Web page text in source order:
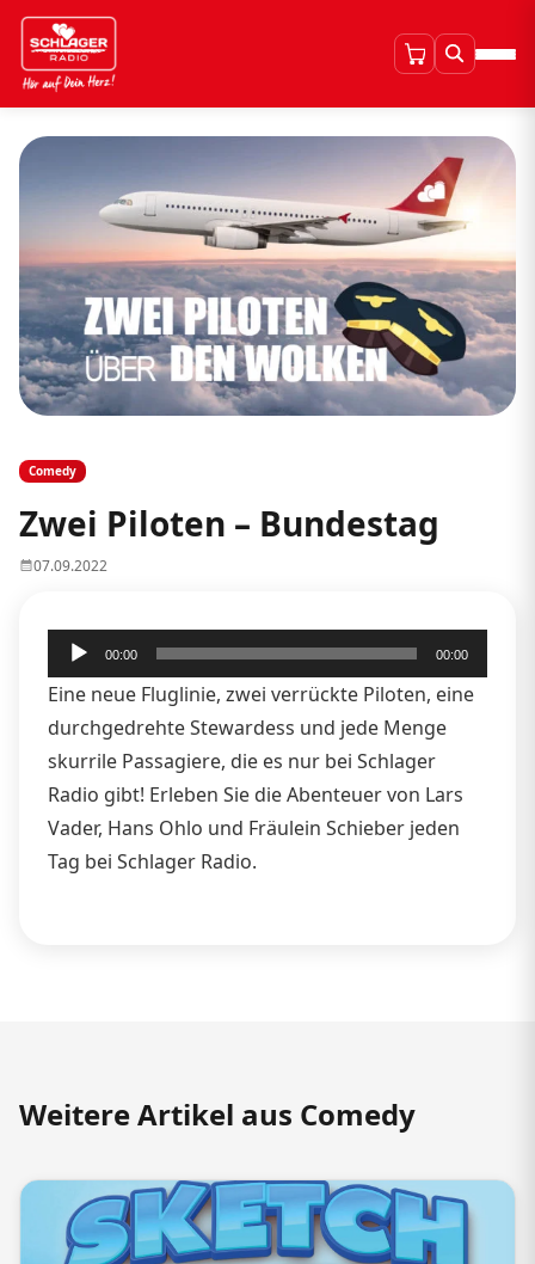
Comedy
Zwei Piloten – Bundestag
07.09.2022
Audio-
Player
00:00 00:00
Eine neue Fluglinie, zwei verrückte Piloten, eine
durchgedrehte Stewardess und jede Menge
skurrile Passagiere, die es nur bei Schlager
Radio gibt! Erleben Sie die Abenteuer von Lars
Vader, Hans Ohlo und Fräulein Schieber jeden
Tag bei Schlager Radio.
Weitere Artikel aus Comedy